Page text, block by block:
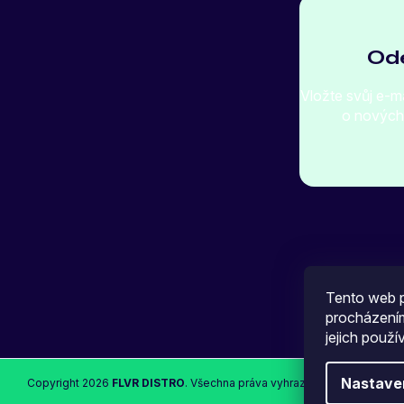
Tento web
jejich
Vložte svůj e-
o
Copyright 2026 FLVR DISTRO. Všechna práva vyhrazena. Upravit